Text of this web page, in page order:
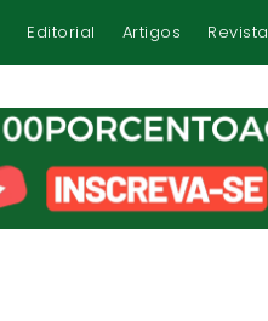
Editorial Artigos Revista